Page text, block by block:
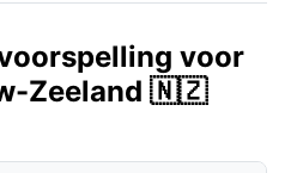
voor
Zeeland 🇳🇿